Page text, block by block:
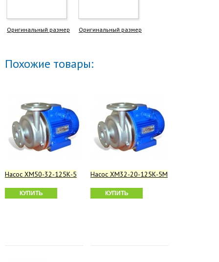
Оригинальный размер Оригинальный размер
Похожие товары:
Насос ХМ50-32-125К-5
КУПИТЬ
Насос ХМ32-20-125К-5М
КУПИТЬ